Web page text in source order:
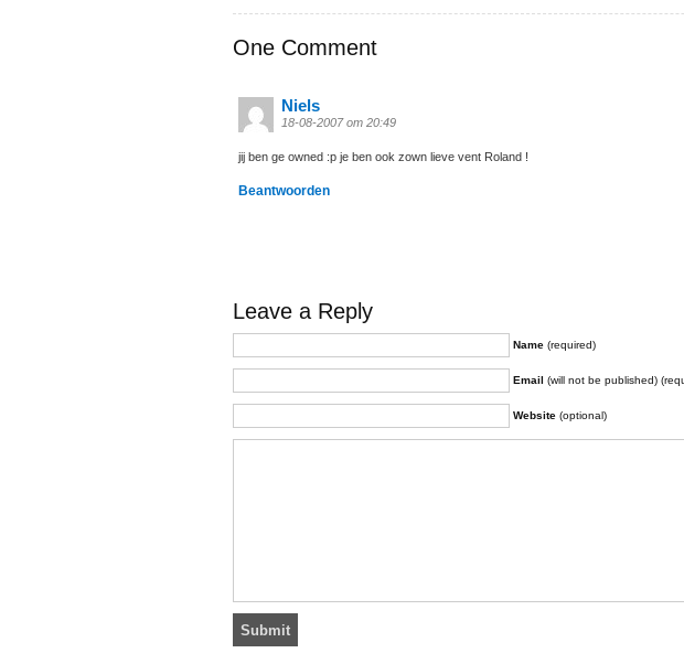
One Comment
Niels
18-08-2007 om 20:49
jij ben ge owned :p je ben ook zown lieve vent Roland !
Beantwoorden
Leave a Reply
Name (required)
Email (will not be published)
Website (optional)